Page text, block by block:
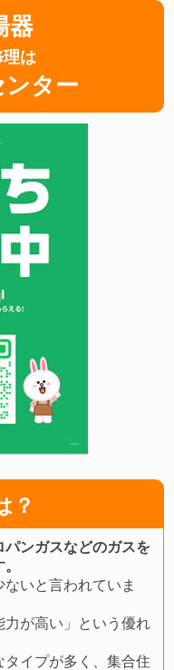
器
は
ンター
？
ンガスなどのガスを
いと言われていま
力が高い」という優れ
タイプが多く、集合住